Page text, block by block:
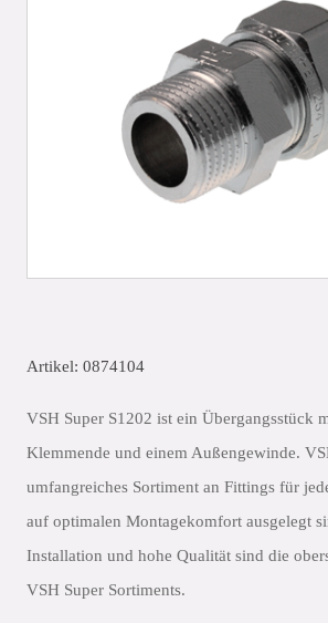
Artikel: 0874104
VSH Super S1202 ist ein Übergangsstück
Klemmende und einem Außengewinde.
umfangreiches Sortiment an Fittings für
auf optimalen Montagekomfort ausgelegt
Installation und hohe Qualität sind die
VSH Super Sortiments.